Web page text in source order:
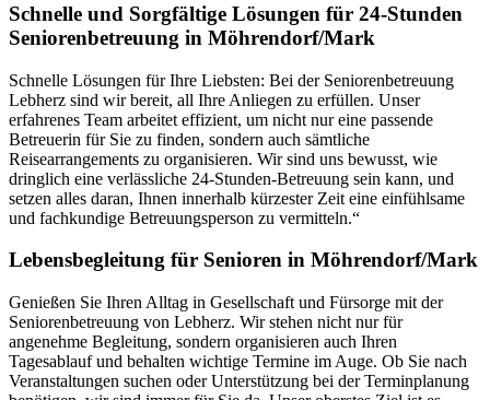
Schnelle und Sorgfältige Lösungen für 24-Stunden
Seniorenbetreuung in Möhrendorf/Mark
Schnelle Lösungen für Ihre Liebsten: Bei der Seniorenbetreuung
Lebherz sind wir bereit, all Ihre Anliegen zu erfüllen. Unser
erfahrenes Team arbeitet effizient, um nicht nur eine passende
Betreuerin für Sie zu finden, sondern auch sämtliche
Reisearrangements zu organisieren. Wir sind uns bewusst, wie
dringlich eine verlässliche 24-Stunden-Betreuung sein kann, und
setzen alles daran, Ihnen innerhalb kürzester Zeit eine einfühlsame
und fachkundige Betreuungsperson zu vermitteln.“
Lebensbegleitung für Senioren in Möhrendorf/Mark
Genießen Sie Ihren Alltag in Gesellschaft und Fürsorge mit der
Seniorenbetreuung von Lebherz. Wir stehen nicht nur für
angenehme Begleitung, sondern organisieren auch Ihren
Tagesablauf und behalten wichtige Termine im Auge. Ob Sie nach
Veranstaltungen suchen oder Unterstützung bei der Terminplanung